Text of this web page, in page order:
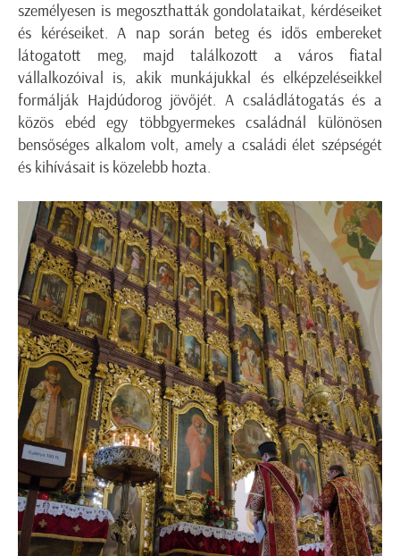
személyesen is megoszthatták gondolataikat, kérdéseiket
és kéréseiket. A nap során beteg és idős embereket
látogatott meg, majd találkozott a város fiatal
vállalkozóival is, akik munkájukkal és elképzeléseikkel
formálják Hajdúdorog jövőjét. A családlátogatás és a
közös ebéd egy többgyermekes családnál különösen
bensőséges alkalom volt, amely a családi élet szépségét
és kihívásait is közelebb hozta.